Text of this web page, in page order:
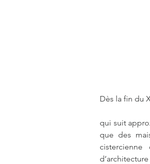
Dès la fin du
qui suit
que des